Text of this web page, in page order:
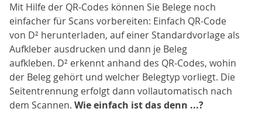
Mit Hilfe der QR-Codes können Sie Belege noch
einfacher für Scans vorbereiten: Einfach QR-Code
von D² herunterladen, auf einer Standardvorlage als
Aufkleber ausdrucken und dann je Beleg
aufkleben. D² erkennt anhand des QR-Codes, wohin
der Beleg gehört und welcher Belegtyp vorliegt. Die
Seitentrennung erfolgt dann vollautomatisch nach
dem Scannen. Wie einfach ist das denn ...?